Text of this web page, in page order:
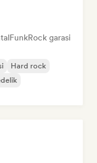
FunkRock garasi
Hard rock